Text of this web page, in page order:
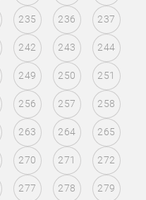
235 236 237
242 243 244
249 250 251
256 257 258
263 264 265
270 271 272
277 278 279